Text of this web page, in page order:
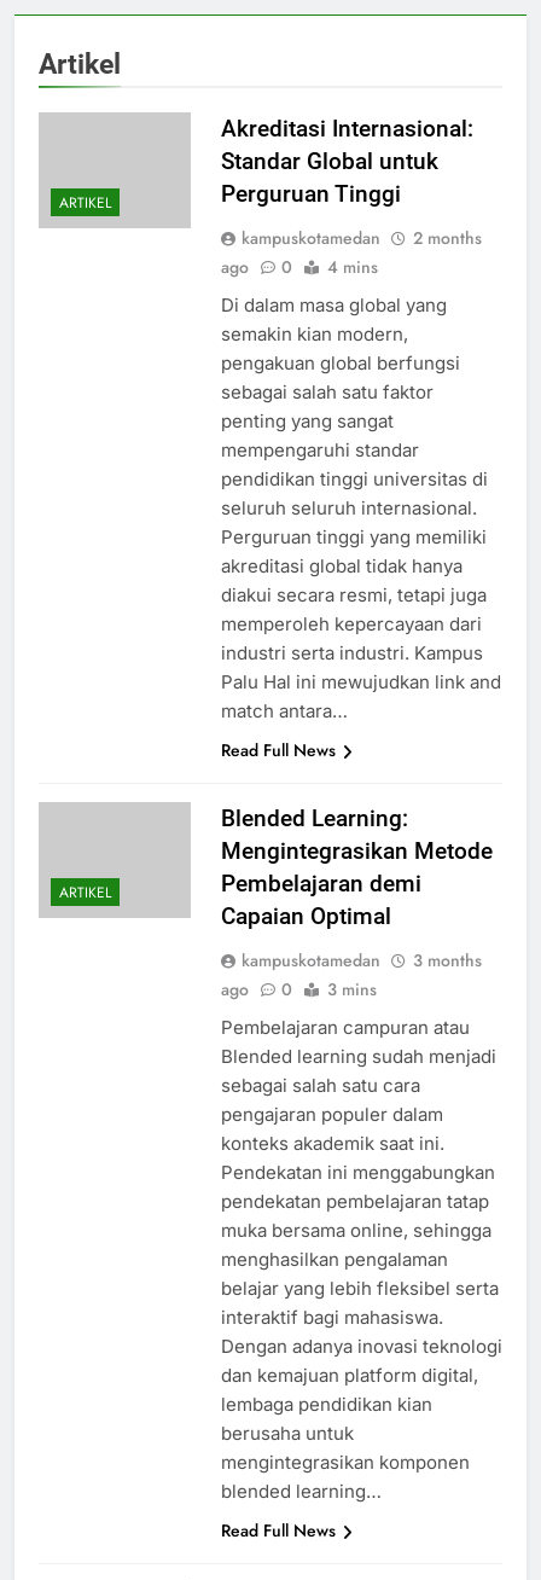
Artikel
ARTIKEL
Akreditasi Internasional:
Standar Global untuk
Perguruan Tinggi
kampuskotamedan
2 months
ago
0 4 mins
Di dalam masa global yang
semakin kian modern,
pengakuan global berfungsi
sebagai salah satu faktor
penting yang sangat
mempengaruhi standar
pendidikan tinggi universitas di
seluruh seluruh internasional.
Perguruan tinggi yang memiliki
akreditasi global tidak hanya
diakui secara resmi, tetapi juga
memperoleh kepercayaan dari
industri serta industri. Kampus
Palu Hal ini mewujudkan link and
match antara…
Read Full News
ARTIKEL
Blended Learning:
Mengintegrasikan Metode
Pembelajaran demi
Capaian Optimal
kampuskotamedan
3 months
ago
0 3 mins
Pembelajaran campuran atau
Blended learning sudah menjadi
sebagai salah satu cara
pengajaran populer dalam
konteks akademik saat ini.
Pendekatan ini menggabungkan
pendekatan pembelajaran tatap
muka bersama online, sehingga
menghasilkan pengalaman
belajar yang lebih fleksibel serta
interaktif bagi mahasiswa.
Dengan adanya inovasi teknologi
dan kemajuan platform digital,
lembaga pendidikan kian
berusaha untuk
mengintegrasikan komponen
blended learning…
Read Full News